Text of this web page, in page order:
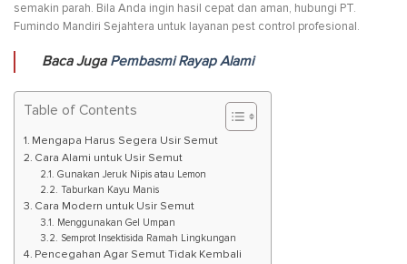
semakin parah. Bila Anda ingin hasil cepat dan aman, hubungi PT.
Fumindo Mandiri Sejahtera untuk layanan pest control profesional.
Baca Juga Pembasmi Rayap Alami
Table of Contents
Mengapa Harus Segera Usir Semut
Cara Alami untuk Usir Semut
Gunakan Jeruk Nipis atau Lemon
Taburkan Kayu Manis
Cara Modern untuk Usir Semut
Menggunakan Gel Umpan
Semprot Insektisida Ramah Lingkungan
Pencegahan Agar Semut Tidak Kembali